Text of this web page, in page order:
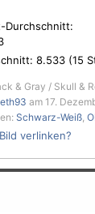
Durchschnitt:
8.533 (15
& Gray / Skull &
am 17.
Schwarz-Weiß,
verlinken?